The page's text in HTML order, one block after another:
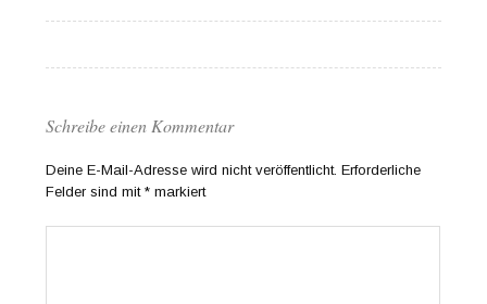
Schreibe einen Kommentar
Deine E-Mail-Adresse wird nicht veröffentlicht. Erforderliche
Felder sind mit* markiert